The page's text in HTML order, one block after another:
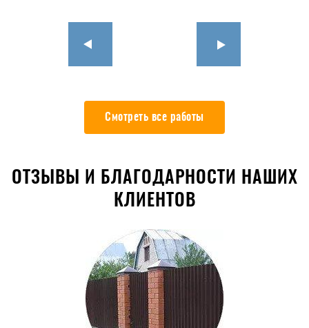
Смотреть все работы
ОТЗЫВЫ И БЛАГОДАРНОСТИ НАШИХ
КЛИЕНТОВ